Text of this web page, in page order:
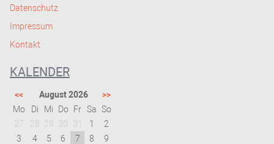
Datenschutz
Impressum
Kontakt
KALENDER
<< August 2026
>>
Mo
Di Mi Do Fr Sa So
27
28 29 30 31 1
2
3
4 5 6 7 8
9